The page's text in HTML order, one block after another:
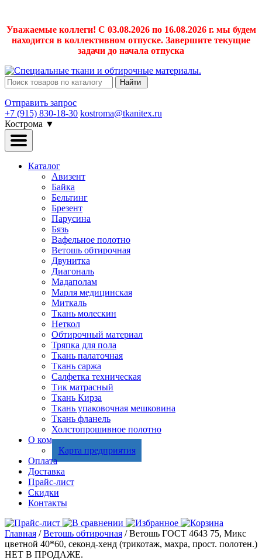
Уважаемые коллеги! С 03.08.2026 по 16.08.2026 г. мы будем
находится в коллективном отпуске. Завершите текущие
задачи до начала отпуска
Найти
Отправить запрос
+7 (915) 830-18-30 kostroma@tkanitex.ru
Кострома ▼
Каталог
Авизент
Байка
Бельтинг
Брезент
Парусина
Бязь
Вафельное полотно
Ветошь обтирочная
Двунитка
Диагональ
Мадаполам
Марля медицинская
Миткаль
Ткань молескин
Неткол
Обтирочный материал
Тряпка для пола
Ткань палаточная
Ткань саржа
Салфетка техническая
Тик матрасный
Ткань Кирза
Ткань упаковочная мешковина
Ткань фланель
Холстопрошивное полотно
О компании
Карта предприятия
Оплата
Доставка
Прайс-лист
Скидки
Контакты
Главная /Ветошь обтирочная / Ветошь ГОСТ 4643 75, Микс
цветной 40*60, секонд-хенд (трикотаж, махра, прост. полотен.)
НЕТ В ПРОДАЖЕ.